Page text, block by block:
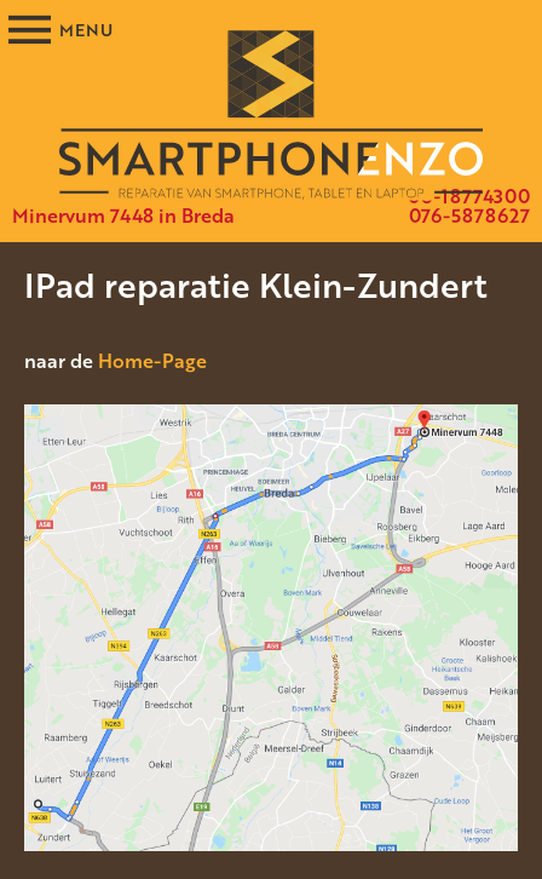
Minervum 7448 in Breda 076-5878627
06-18774300
IPad reparatie Klein-Zundert
naar de Home-Page